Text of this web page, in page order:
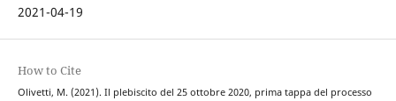
2021-04-19
How to Cite
Olivetti, M. (2021). Il plebiscito del 25 ottobre 2020, prima tappa del processo